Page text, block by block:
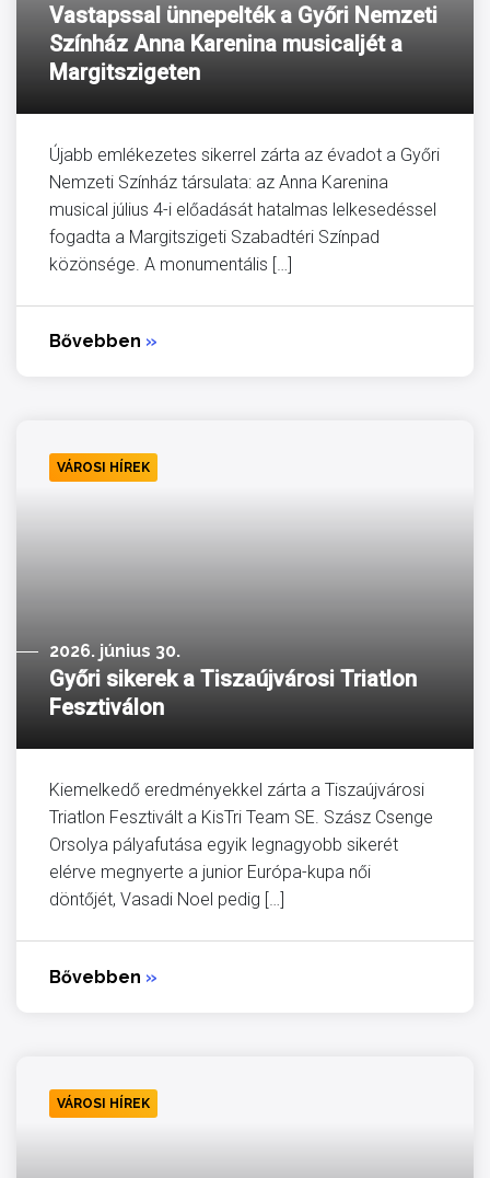
Vastapssal ünnepelték a Győri Nemzeti
Színház Anna Karenina musicaljét a
Margitszigeten
Újabb emlékezetes sikerrel zárta az évadot a Győri
Nemzeti Színház társulata: az Anna Karenina
musical július 4-i előadását hatalmas lelkesedéssel
fogadta a Margitszigeti Szabadtéri Színpad
közönsége. A monumentális […]
Bővebben »
VÁROSI HÍREK
2026. június 30.
Győri sikerek a Tiszaújvárosi Triatlon
Fesztiválon
Kiemelkedő eredményekkel zárta a Tiszaújvárosi
Triatlon Fesztivált a KisTri Team SE. Szász Csenge
Orsolya pályafutása egyik legnagyobb sikerét
elérve megnyerte a junior Európa-kupa női
döntőjét, Vasadi Noel pedig […]
Bővebben »
VÁROSI HÍREK